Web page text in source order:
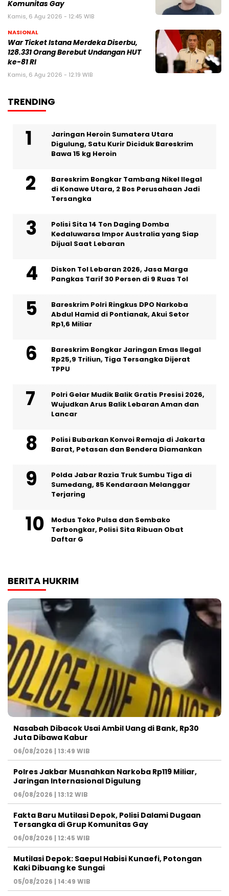
Komunitas Gay
Kamis, 6 Agu 2026 - 12:45 WIB
NASIONAL
War Ticket Istana Merdeka Diserbu,
128.331 Orang Berebut Undangan HUT
ke-81 RI
Kamis, 6 Agu 2026 - 12:19 WIB
TRENDING
Jaringan Heroin Sumatera Utara
Digulung, Satu Kurir Diciduk Bareskrim
Bawa 15 kg Heroin
Bareskrim Bongkar Tambang Nikel Ilegal
di Konawe Utara, 2 Bos Perusahaan Jadi
Tersangka
Polisi Sita 14 Ton Daging Domba
Kedaluwarsa Impor Australia yang Siap
Dijual Saat Lebaran
Diskon Tol Lebaran 2026, Jasa Marga
Pangkas Tarif 30 Persen di 9 Ruas Tol
Bareskrim Polri Ringkus DPO Narkoba
Abdul Hamid di Pontianak, Akui Setor
Rp1,6 Miliar
Bareskrim Bongkar Jaringan Emas Ilegal
Rp25,9 Triliun, Tiga Tersangka Dijerat
TPPU
Polri Gelar Mudik Balik Gratis Presisi 2026,
Wujudkan Arus Balik Lebaran Aman dan
Lancar
Polisi Bubarkan Konvoi Remaja di Jakarta
Barat, Petasan dan Bendera Diamankan
Polda Jabar Razia Truk Sumbu Tiga di
Sumedang, 85 Kendaraan Melanggar
Terjaring
Modus Toko Pulsa dan Sembako
Terbongkar, Polisi Sita Ribuan Obat
Daftar G
BERITA HUKRIM
Nasabah Dibacok Usai Ambil Uang di Bank, Rp30
Juta Dibawa Kabur
06/08/2026 | 13:49 WIB
Polres Jakbar Musnahkan Narkoba Rp119 Miliar,
Jaringan Internasional Digulung
06/08/2026 | 13:12 WIB
Fakta Baru Mutilasi Depok, Polisi Dalami Dugaan
Tersangka di Grup Komunitas Gay
06/08/2026 | 12:45 WIB
Mutilasi Depok: Saepul Habisi Kunaefi, Potongan
Kaki Dibuang ke Sungai
05/08/2026 | 14:49 WIB